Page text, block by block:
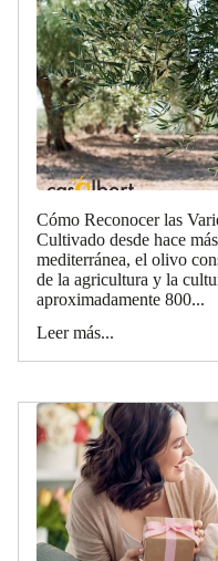
Cómo Reconocer las
Cultivado desde hace
mediterránea, el olivo
de la agricultura y la
aproximadamente 800...
Leer más...